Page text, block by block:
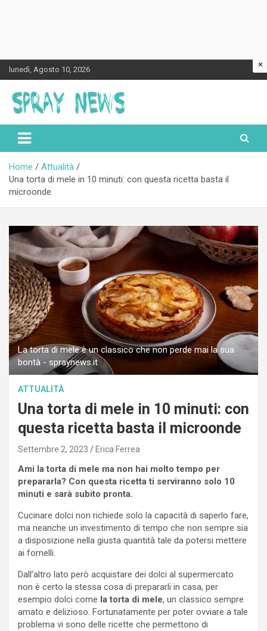
Skip
to
content
lunedì, Agosto 10, 2026
Spraynews.it
Home
Attualità
Una torta di mele in 10 minuti: con questa ricetta basta il
microonde
La torta di mele è un classico che non perde mai la sua
bontà - spraynews.it
ATTUALITÀ
Una torta di mele in 10 minuti: con
questa ricetta basta il microonde
Settembre 2, 2023 Erica Ferrea
Ami la torta di mele ma non hai molto tempo per
prepararla? Con questa ricetta ti serviranno solo 10
minuti e sarà subito pronta.
Cucinare dolci non richiede solo la capacità di saperlo fare,
ma neanche un investimento di tempo che non sempre sia
a disposizione nella giusta quantità tale da potersi mettere
ai fornelli.
Dall’altro lato però acquistare dei dolci al supermercato
non è certo la stessa cosa di prepararli in casa, per
esempio dolci come la torta di mele, un classico sempre
amato e delizioso. Fortunatamente per poter ovviare a tale
problema vi sono delle ricette che permettono di
×